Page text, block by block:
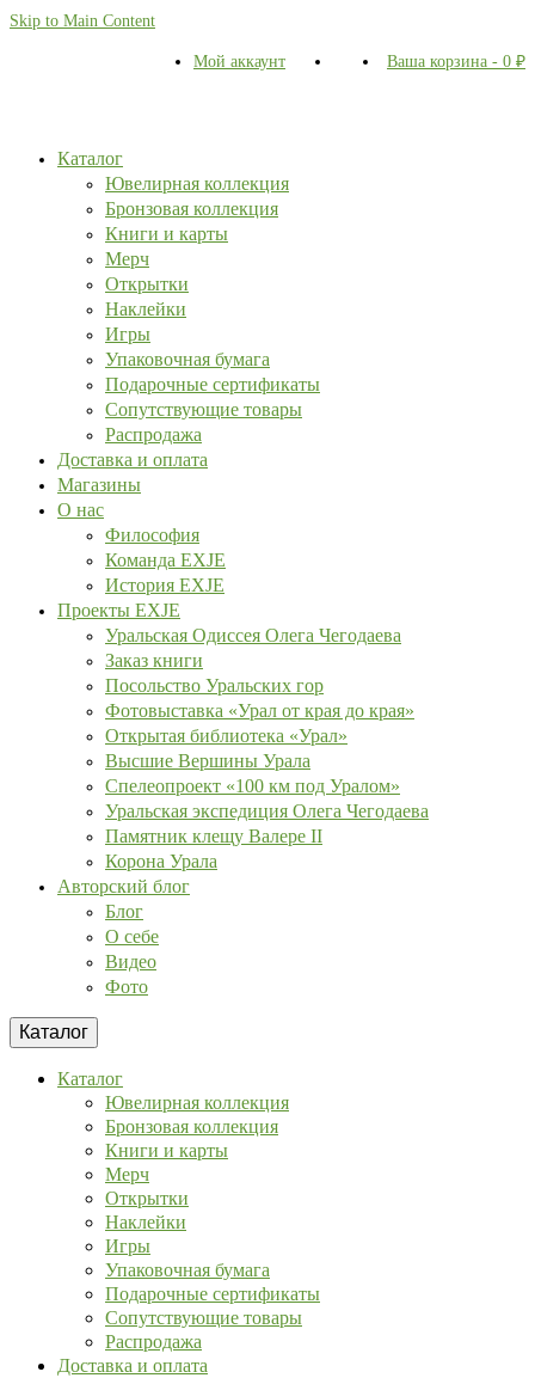
Skip to Main Content
Мой аккаунт Ваша корзина - 0 ₽
Каталог
Ювелирная коллекция
Бронзовая коллекция
Книги и карты
Мерч
Открытки
Наклейки
Игры
Упаковочная бумага
Подарочные сертификаты
Сопутствующие товары
Распродажа
Доставка и оплата
Магазины
О нас
Философия
Команда EXJE
История EXJE
Проекты EXJE
Уральская Одиссея Олега Чегодаева
Заказ книги
Посольство Уральских гор
Фотовыставка «Урал от края до края»
Открытая библиотека «Урал»
Высшие Вершины Урала
Спелеопроект «100 км под Уралом»
Уральская экспедиция Олега Чегодаева
Памятник клещу Валере II
Корона Урала
Авторский блог
Блог
О себе
Видео
Фото
Каталог
Каталог
Ювелирная коллекция
Бронзовая коллекция
Книги и карты
Мерч
Открытки
Наклейки
Игры
Упаковочная бумага
Подарочные сертификаты
Сопутствующие товары
Распродажа
Доставка и оплата